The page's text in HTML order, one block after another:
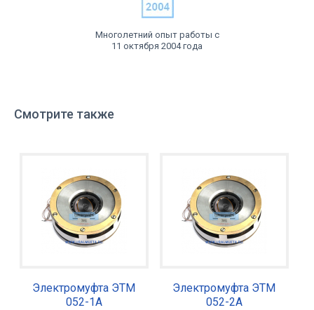
Многолетний опыт работы с
11 октября 2004 года
Смотрите также
Электромуфта ЭТМ
052-1А
Электромуфта ЭТМ
052-2А